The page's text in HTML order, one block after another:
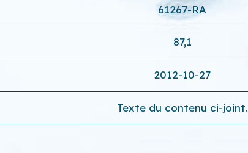
61267-RA
87,1
2012-10-27
Texte du contenu ci-joint.